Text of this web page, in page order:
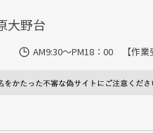
大野台
AM9:30～PM18：00 【作業